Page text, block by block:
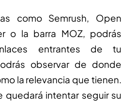
como Semrush, Open
o la barra MOZ, podrás
entrantes de tu
observar de donde
la relevancia que tienen.
quedará intentar seguir su